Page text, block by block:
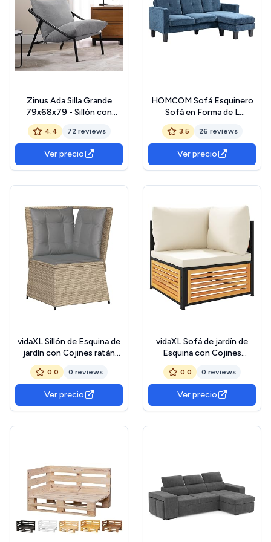
Zinus Ada Silla Grande
79x68x79 - Sillón con
estructura de metal y
acolchado de espuma
desmenuzada - Gris claro
4.4 72 reviews
Ver precio
HOMCOM Sofá Esquinero
Sofá en Forma de L
Tapizado en Poliéster
Chaise Longue Reversible
con 3 Cojines para Salón
Carga 180 kg 186x130x84
cm Azul
3.5 26 reviews
Ver precio
vidaXL Sillón de Esquina de
jardín con Cojines ratán
sintético Beige, sofá
rinconera de jardín, sofá de
jardín de Esquina, Asientos
esquineros de jardín
0.0 0 reviews
Ver precio
vidaXL Sofá de jardín de
Esquina con Cojines
Madera Maciza de Acacia,
sofá esquinero de jardín,
sofá Individual, sillón de
jardín
0.0 0 reviews
Ver precio